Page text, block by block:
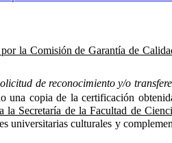
por la Comisión de Garantía de
de reconocimiento y/o
una copia de la certificación
a la Secretaría de la Facultad de
universitarias culturales y